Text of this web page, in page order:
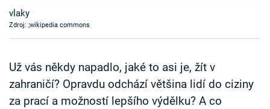
Časopis
Sledujte prima+
Přihlášení
vlaky
Zdroj: ;wikipedia commons
Už vás někdy napadlo, jaké to asi je, žít v
zahraničí? Opravdu odchází většina lidí do ciziny
za prací a možností lepšího výdělku? A co